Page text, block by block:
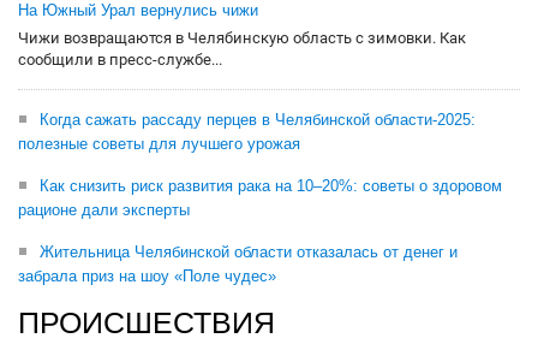
На Южный Урал вернулись чижи
Чижи возвращаются в Челябинскую область с зимовки. Как
сообщили в пресс-службе...
Когда сажать рассаду перцев в Челябинской области-2025:
полезные советы для лучшего урожая
Как снизить риск развития рака на 10–20%: советы о здоровом
рационе дали эксперты
Жительница Челябинской области отказалась от денег и
забрала приз на шоу «Поле чудес»
ПРОИСШЕСТВИЯ